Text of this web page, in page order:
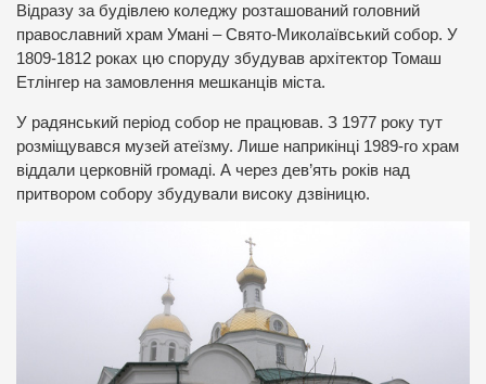
Відразу за будівлею коледжу розташований головний
православний храм Умані – Свято-Миколаївський собор. У
1809-1812 роках цю споруду збудував архітектор Томаш
Етлінгер на замовлення мешканців міста.
У радянський період собор не працював. З 1977 року тут
розміщувався музей атеїзму. Лише наприкінці 1989-го храм
віддали церковній громаді. А через дев’ять років над
притвором собору збудували високу дзвіницю.